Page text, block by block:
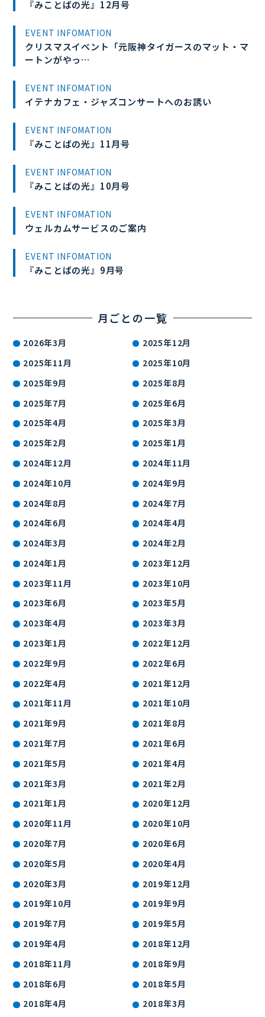
『みことばの光』12月号
EVENT INFOMATION
クリスマスイベント「元阪神タイガースのマット・マ
ートンがやっ…
EVENT INFOMATION
イテナカフェ・ジャズコンサートへのお誘い
EVENT INFOMATION
『みことばの光』11月号
EVENT INFOMATION
『みことばの光』10月号
EVENT INFOMATION
ウェルカムサービスのご案内
EVENT INFOMATION
『みことばの光』9月号
月ごとの一覧
2026年3月
2025年12月
2025年11月
2025年10月
2025年9月
2025年8月
2025年7月
2025年6月
2025年4月
2025年3月
2025年2月
2025年1月
2024年12月
2024年11月
2024年10月
2024年9月
2024年8月
2024年7月
2024年6月
2024年4月
2024年3月
2024年2月
2024年1月
2023年12月
2023年11月
2023年10月
2023年6月
2023年5月
2023年4月
2023年3月
2023年1月
2022年12月
2022年9月
2022年6月
2022年4月
2021年12月
2021年11月
2021年10月
2021年9月
2021年8月
2021年7月
2021年6月
2021年5月
2021年4月
2021年3月
2021年2月
2021年1月
2020年12月
2020年11月
2020年10月
2020年7月
2020年6月
2020年5月
2020年4月
2020年3月
2019年12月
2019年10月
2019年9月
2019年7月
2019年5月
2019年4月
2018年12月
2018年11月
2018年9月
2018年6月
2018年5月
2018年4月
2018年3月